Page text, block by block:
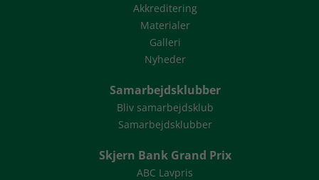
Akkreditering
Materialer
Galleri
Nyheder
Samarbejdsklubber
Bliv samarbejdsklub
Samarbejdsklubber
Skjern Bank Grand Prix
ABC Lavpris